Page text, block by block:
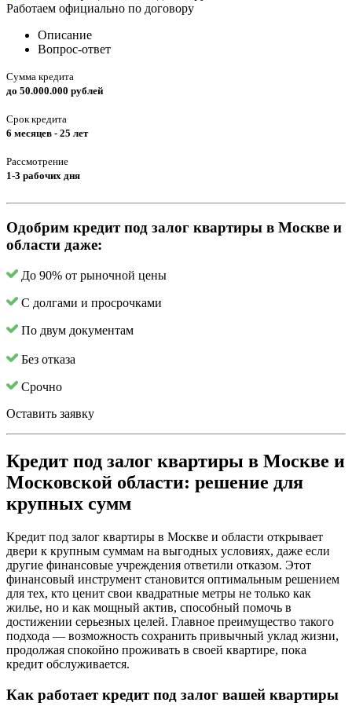
Работаем официально по договору
Описание
Вопрос-ответ
Сумма кредита
до 50.000.000 рублей
Срок кредита
6 месяцев - 25 лет
Рассмотрение
1-3 рабочих дня
Одобрим кредит под залог квартиры в Москве и
области даже:
До 90% от рыночной цены
С долгами и просрочками
По двум документам
Без отказа
Срочно
Оставить заявку
Кредит под залог квартиры в Москве и
Московской области: решение для
крупных сумм
Кредит под залог квартиры в Москве и области открывает
двери к крупным суммам на выгодных условиях, даже если
другие финансовые учреждения ответили отказом. Этот
финансовый инструмент становится оптимальным решением
для тех, кто ценит свои квадратные метры не только как
жилье, но и как мощный актив, способный помочь в
достижении серьезных целей. Главное преимущество такого
подхода — возможность сохранить привычный уклад жизни,
продолжая спокойно проживать в своей квартире, пока
кредит обслуживается.
Как работает кредит под залог вашей квартиры